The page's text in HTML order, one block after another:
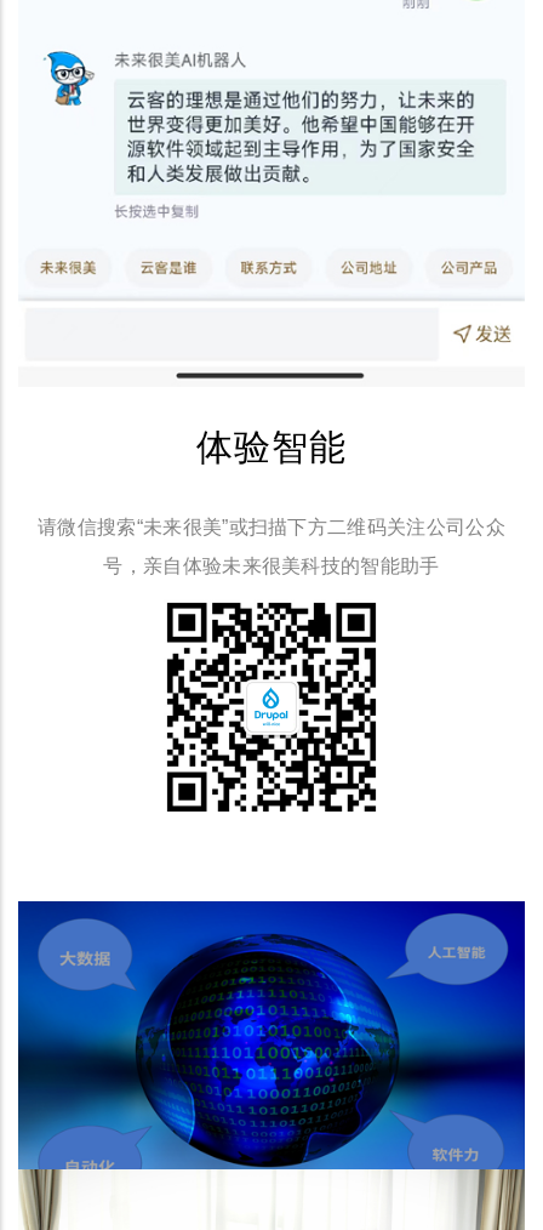
体验智能
请微信搜索“未来很美”或扫描下方二维码关注公司公众
号，亲自体验未来很美科技的智能助手